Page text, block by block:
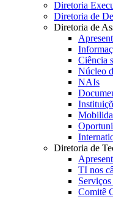
Diretoria
Diretoria de
Diretoria de
Ciência
Núcleo
NAIs
Diretoria de
TI nos
Comitê